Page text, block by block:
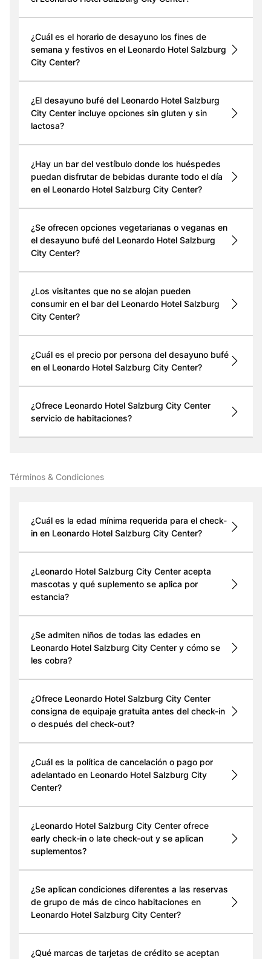
¿Cuál es el horario de desayuno los fines de
semana y festivos en el Leonardo Hotel Salzburg
City Center?
¿El desayuno bufé del Leonardo Hotel Salzburg
City Center incluye opciones sin gluten y sin
lactosa?
¿Hay un bar del vestíbulo donde los huéspedes
puedan disfrutar de bebidas durante todo el día
en el Leonardo Hotel Salzburg City Center?
¿Se ofrecen opciones vegetarianas o veganas en
el desayuno bufé del Leonardo Hotel Salzburg
City Center?
¿Los visitantes que no se alojan pueden
consumir en el bar del Leonardo Hotel Salzburg
City Center?
¿Cuál es el precio por persona del desayuno bufé
en el Leonardo Hotel Salzburg City Center?
¿Ofrece Leonardo Hotel Salzburg City Center
servicio de habitaciones?
Términos & Condiciones
¿Cuál es la edad mínima requerida para el check-
in en Leonardo Hotel Salzburg City Center?
¿Leonardo Hotel Salzburg City Center acepta
mascotas y qué suplemento se aplica por
estancia?
¿Se admiten niños de todas las edades en
Leonardo Hotel Salzburg City Center y cómo se
les cobra?
¿Ofrece Leonardo Hotel Salzburg City Center
consigna de equipaje gratuita antes del check-in
o después del check-out?
¿Cuál es la política de cancelación o pago por
adelantado en Leonardo Hotel Salzburg City
Center?
¿Leonardo Hotel Salzburg City Center ofrece
early check-in o late check-out y se aplican
suplementos?
¿Se aplican condiciones diferentes a las reservas
de grupo de más de cinco habitaciones en
Leonardo Hotel Salzburg City Center?
¿Qué marcas de tarjetas de crédito se aceptan